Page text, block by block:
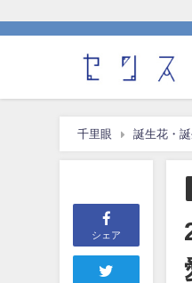
千里眼 誕生花・
シェア